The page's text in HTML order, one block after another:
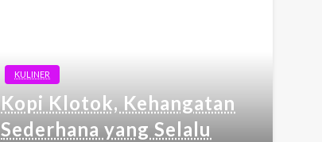
KULINER
Kopi Klotok, Kehangatan
Sederhana yang Selalu